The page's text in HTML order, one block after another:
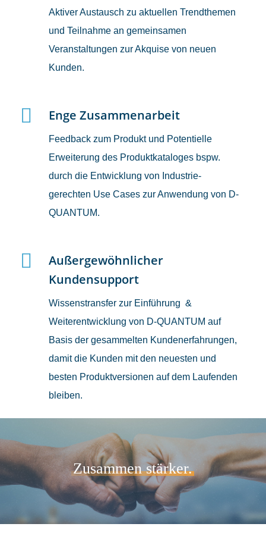
Aktiver Austausch zu aktuellen Trendthemen
und Teilnahme an gemeinsamen
Veranstaltungen zur Akquise von neuen
Kunden.
Enge Zusammenarbeit
Feedback zum Produkt und Potentielle
Erweiterung des Produktkataloges bspw.
durch die Entwicklung von Industrie-
gerechten Use Cases zur Anwendung von D-
QUANTUM.
Außergewöhnlicher
Kundensupport
Wissenstransfer zur Einführung &
Weiterentwicklung von D-QUANTUM auf
Basis der gesammelten Kundenerfahrungen,
damit die Kunden mit den neuesten und
besten Produktversionen auf dem Laufenden
bleiben.
Zusammen stärker.